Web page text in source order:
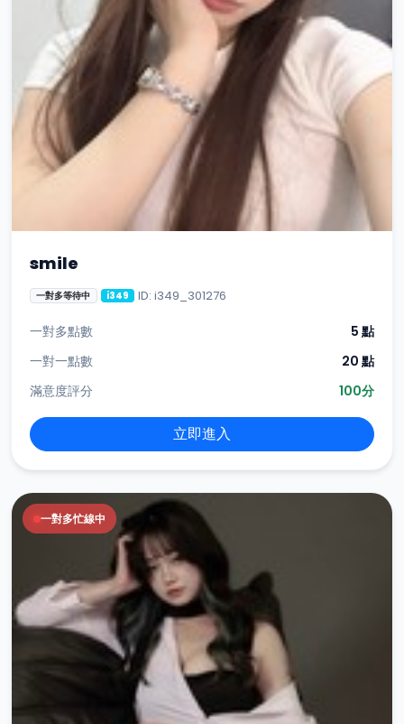
smile
一對多等待中 i349 ID: i349_301276
一對多點數
5 點
一對一點數
20 點
滿意度評分
100分
立即進入
一對多忙線中